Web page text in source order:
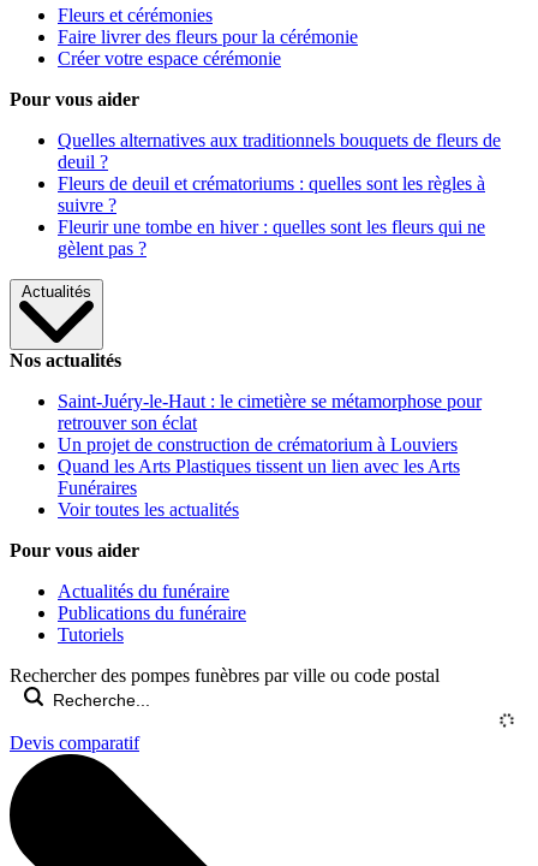
Fleurs et cérémonies
Faire livrer des fleurs pour la cérémonie
Créer votre espace cérémonie
Pour vous aider
Quelles alternatives aux traditionnels bouquets de fleurs de
deuil ?
Fleurs de deuil et crématoriums : quelles sont les règles à
suivre ?
Fleurir une tombe en hiver : quelles sont les fleurs qui ne
gèlent pas ?
Actualités
Nos actualités
Saint-Juéry-le-Haut : le cimetière se métamorphose pour
retrouver son éclat
Un projet de construction de crématorium à Louviers
Quand les Arts Plastiques tissent un lien avec les Arts
Funéraires
Voir toutes les actualités
Pour vous aider
Actualités du funéraire
Publications du funéraire
Tutoriels
Rechercher des pompes funèbres par ville ou code postal
Devis comparatif